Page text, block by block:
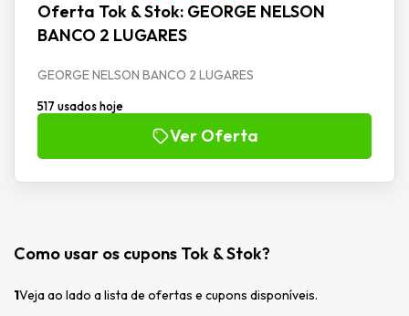
Oferta Tok & Stok: GEORGE NELSON
BANCO 2 LUGARES
GEORGE NELSON BANCO 2 LUGARES
517 usados hoje
Ver Oferta
Como usar os cupons Tok & Stok?
1Veja ao lado a lista de ofertas e cupons disponíveis.